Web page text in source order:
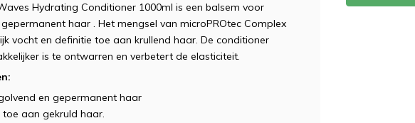
Hydrating Conditioner 1000ml is een balsem voor
haar . Het mengsel van microPROtec Complex
vocht en definitie toe aan krullend haar. De conditioner
is te ontwarren en verbetert de elasticiteit.
en gepermanent haar
aan gekruld haar.